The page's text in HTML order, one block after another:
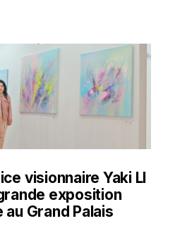
visionnaire Yaki LI
exposition
Grand Palais